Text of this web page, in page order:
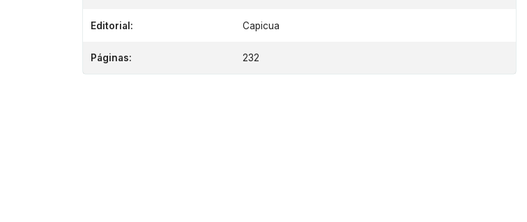
Editorial: Capicua
Páginas: 232